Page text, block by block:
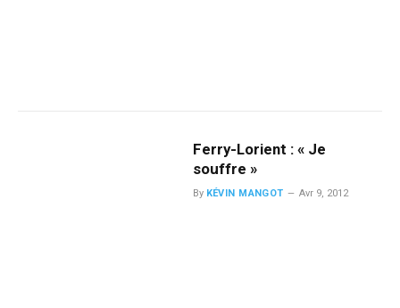
Ferry-Lorient : « Je
souffre »
By KÉVIN MANGOT Avr 9, 2012